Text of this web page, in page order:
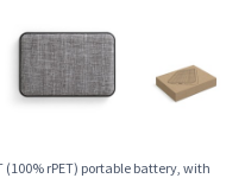
(100% rPET) portable battery, with